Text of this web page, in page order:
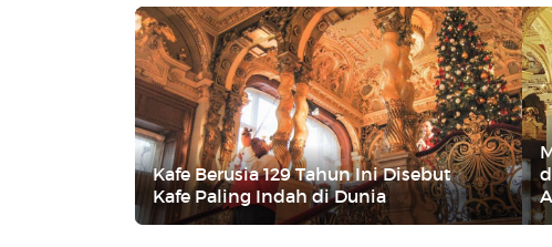
Kafe Berusia 129 Tahun Ini Disebut
Kafe Paling Indah di Dunia